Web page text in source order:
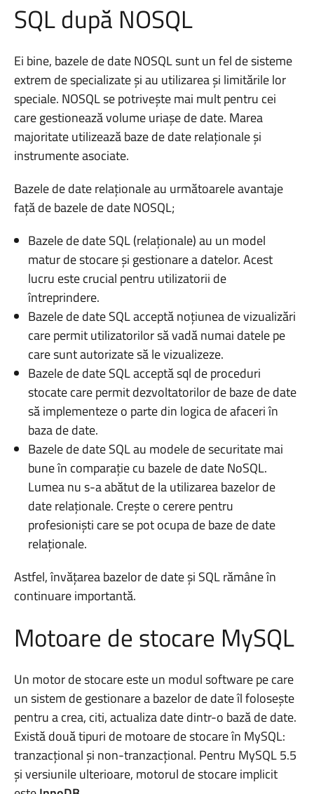
SQL după NOSQL
Ei bine, bazele de date NOSQL sunt un fel de sisteme
extrem de specializate și au utilizarea și limitările lor
speciale. NOSQL se potrivește mai mult pentru cei
care gestionează volume uriașe de date. Marea
majoritate utilizează baze de date relaționale și
instrumente asociate.
Bazele de date relaționale au următoarele avantaje
față de bazele de date NOSQL;
Bazele de date SQL (relaționale) au un model
matur de stocare și gestionare a datelor. Acest
lucru este crucial pentru utilizatorii de
întreprindere.
Bazele de date SQL acceptă noțiunea de vizualizări
care permit utilizatorilor să vadă numai datele pe
care sunt autorizate să le vizualizeze.
Bazele de date SQL acceptă sql de proceduri
stocate care permit dezvoltatorilor de baze de date
să implementeze o parte din logica de afaceri în
baza de date.
Bazele de date SQL au modele de securitate mai
bune în comparație cu bazele de date NoSQL.
Lumea nu s-a abătut de la utilizarea bazelor de
date relaționale. Crește o cerere pentru
profesioniști care se pot ocupa de baze de date
relaționale.
Astfel, învățarea bazelor de date și SQL rămâne în
continuare importantă.
Motoare de stocare MySQL
Un motor de stocare este un modul software pe care
un sistem de gestionare a bazelor de date îl folosește
pentru a crea, citi, actualiza date dintr-o bază de date.
Există două tipuri de motoare de stocare în MySQL:
tranzacțional și non-tranzacțional. Pentru MySQL 5.5
și versiunile ulterioare, motorul de stocare implicit